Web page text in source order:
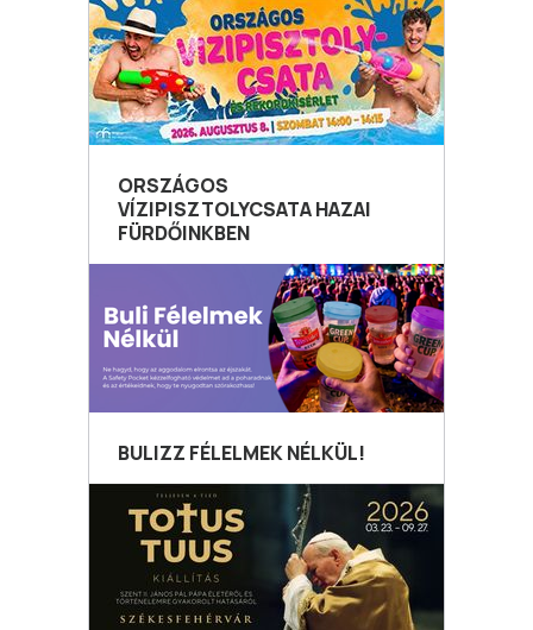
ORSZÁGOS
VÍZIPISZTOLYCSATA HAZAI
FÜRDŐINKBEN
BULIZZ FÉLELMEK NÉLKÜL!